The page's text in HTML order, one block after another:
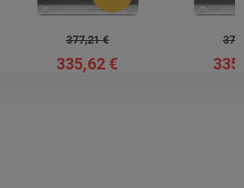
377,21 €
335,62 €